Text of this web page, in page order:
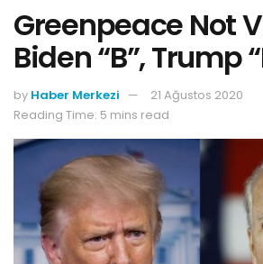
Greenpeace Not
Biden “B”, Trump
by Haber Merkezi
21 Ağustos 2020
Reading Time: 5 mins read